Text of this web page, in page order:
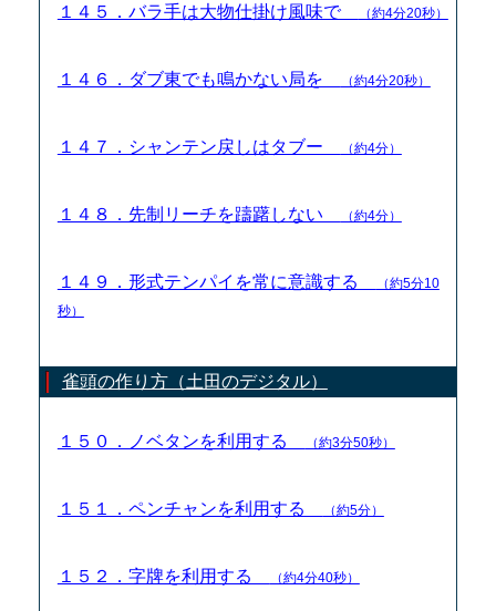
１４５．バラ手は大物仕掛け風味で （約4分20秒）
１４６．ダブ東でも鳴かない局を （約4分20秒）
１４７．シャンテン戻しはタブー （約4分）
１４８．先制リーチを躊躇しない （約4分）
１４９．形式テンパイを常に意識する
（約5分10
秒）
雀頭の作り方（土田のデジタル）
１５０．ノベタンを利用する （約3分50秒）
１５１．ペンチャンを利用する （約5分）
１５２．字牌を利用する （約4分40秒）